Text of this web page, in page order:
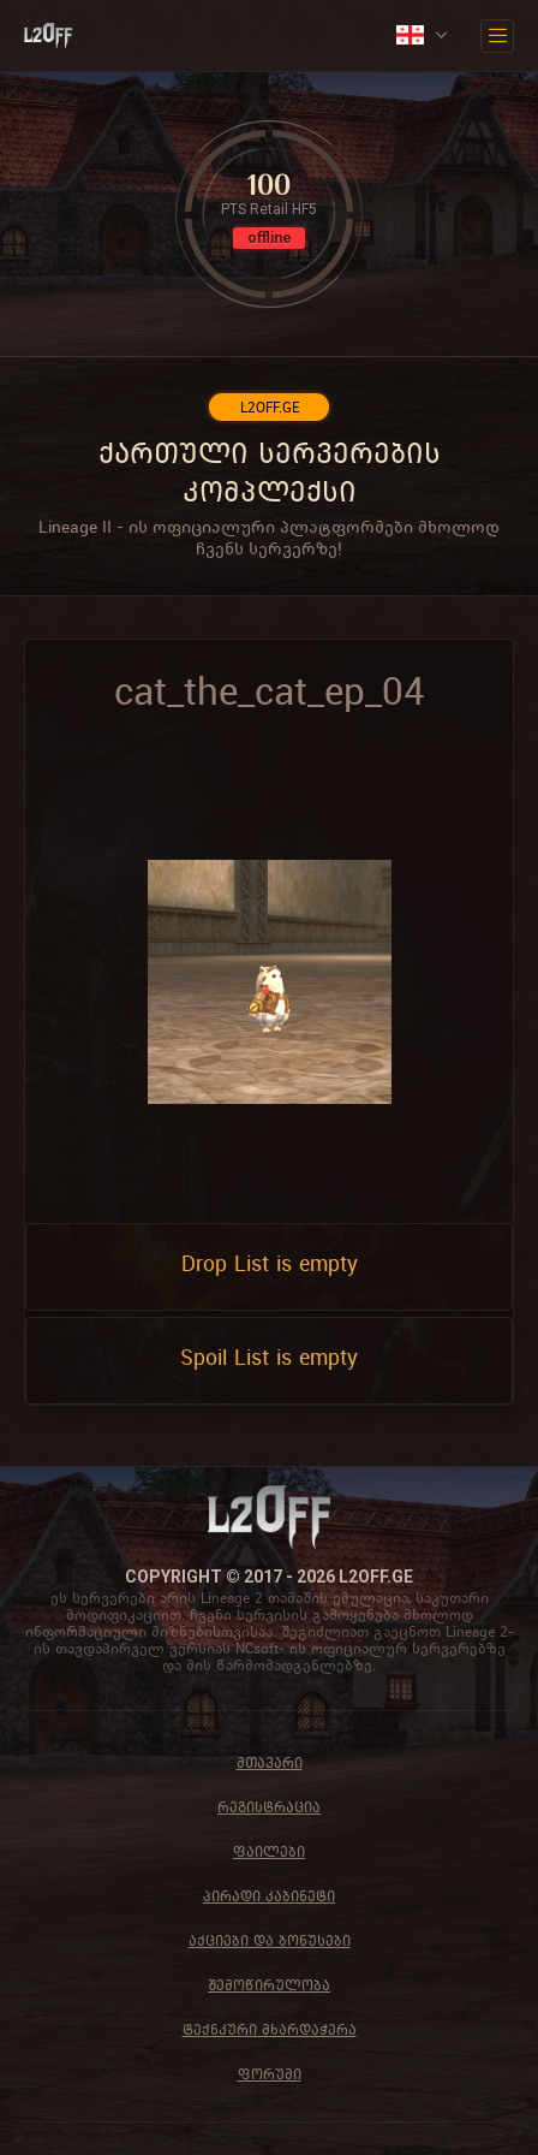
L2OFF.GE
ქართული სერვერების
კომპლექსი
Lineage II - ის ოფიციალური პლატფორმები მხოლოდ
ჩვენს სერვერზე!
100
PTS Retail HF5
offline
cat_the_cat_ep_04
Drop List is empty
Spoil List is empty
COPYRIGHT © 2017 - 2026 L2OFF.GE
ეს სერვერები არის Lineage 2 თამაშის ემულაცია, საკუთარი
მოდიფიკაციით. ჩვენი სერვისის გამოყენება მხოლოდ
ინფორმაციული მიზნებისთვისაა. შეგიძლიათ გაეცნოთ Lineage 2-
ის თავდაპირველ ვერსიას NCsoft- ის ოფიციალურ სერვერებზე
და მის წარმომადგენლებზე.
ᲛᲗᲐᲕᲐᲠᲘ
ᲠᲔᲒᲘᲡᲢᲠᲐᲪᲘᲐ
ᲤᲐᲘᲚᲔᲑᲘ
ᲞᲘᲠᲐᲓᲘ ᲙᲐᲑᲘᲜᲔᲢᲘ
ᲐᲥᲪᲘᲔᲑᲘ ᲓᲐ ᲑᲝᲜᲣᲡᲔᲑᲘ
ᲨᲔᲛᲝᲬᲘᲠᲣᲚᲝᲑᲐ
ᲢᲔᲥᲜᲙᲣᲠᲘ ᲛᲮᲐᲠᲓᲐᲭᲔᲠᲐ
ᲤᲝᲠᲣᲛᲘ